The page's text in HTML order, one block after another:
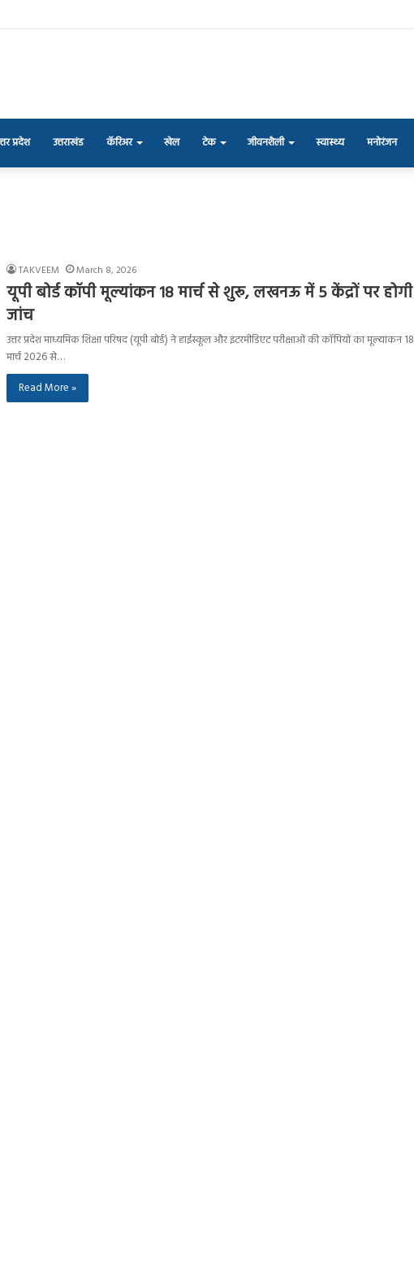
प्रदेश उत्तराखंड कॅरिअर खेल टेक जीवनशैली स्वास्थ्य मनोरंजन
TAKVEEM March 8, 2026
यूपी बोर्ड कॉपी मूल्यांकन 18 मार्च से शुरू, लखनऊ में 5 केंद्रों पर होगी
जांच
उत्तर प्रदेश माध्यमिक शिक्षा परिषद (यूपी बोर्ड) ने हाईस्कूल और इंटरमीडिएट परीक्षाओं की कॉपियों का मूल्यांकन 18
मार्च 2026 से…
Read More »